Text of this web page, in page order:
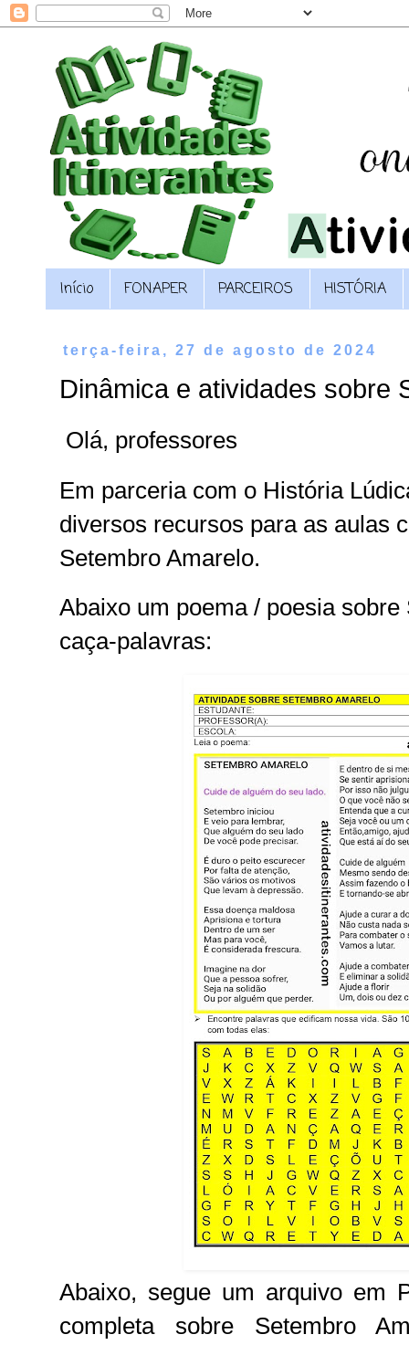
Início FONAPER PARCEIROS HISTÓRIA
terça-feira, 27 de agosto de 2024
Dinâmica e atividades sobre
Olá, professores
Em parceria com o História
diversos recursos para as aulas
Setembro Amarelo.
Abaixo um poema / poesia
caça-palavras:
Abaixo, segue um arquivo em
completa sobre Setembro